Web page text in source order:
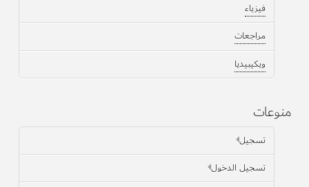
فيزياء
مراجعات
ويكيبيديا
منوعات
تسجيل
تسجيل الدخول